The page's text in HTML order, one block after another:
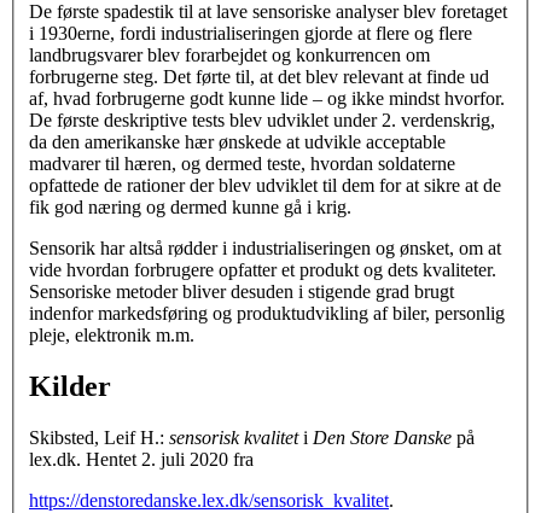
De første spadestik til at lave sensoriske analyser blev foretaget
i 1930erne, fordi industrialiseringen gjorde at flere og flere
landbrugsvarer blev forarbejdet og konkurrencen om
forbrugerne steg. Det førte til, at det blev relevant at finde ud
af, hvad forbrugerne godt kunne lide – og ikke mindst hvorfor.
De første deskriptive tests blev udviklet under 2. verdenskrig,
da den amerikanske hær ønskede at udvikle acceptable
madvarer til hæren, og dermed teste, hvordan soldaterne
opfattede de rationer der blev udviklet til dem for at sikre at de
fik god næring og dermed kunne gå i krig.
Sensorik har altså rødder i industrialiseringen og ønsket, om at
vide hvordan forbrugere opfatter et produkt og dets kvaliteter.
Sensoriske metoder bliver desuden i stigende grad brugt
indenfor markedsføring og produktudvikling af biler, personlig
pleje, elektronik m.m.
Kilder
Skibsted, Leif H.: sensorisk kvaliteti Den Store Danske på
lex.dk. Hentet 2. juli 2020 fra
https://denstoredanske.lex.dk/sensorisk_kvalitet.